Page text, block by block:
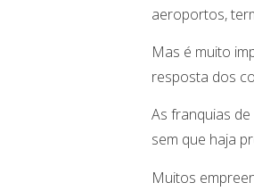
aeroportos,
Mas é muito
resposta dos
As franquias
sem que haja
Muitos